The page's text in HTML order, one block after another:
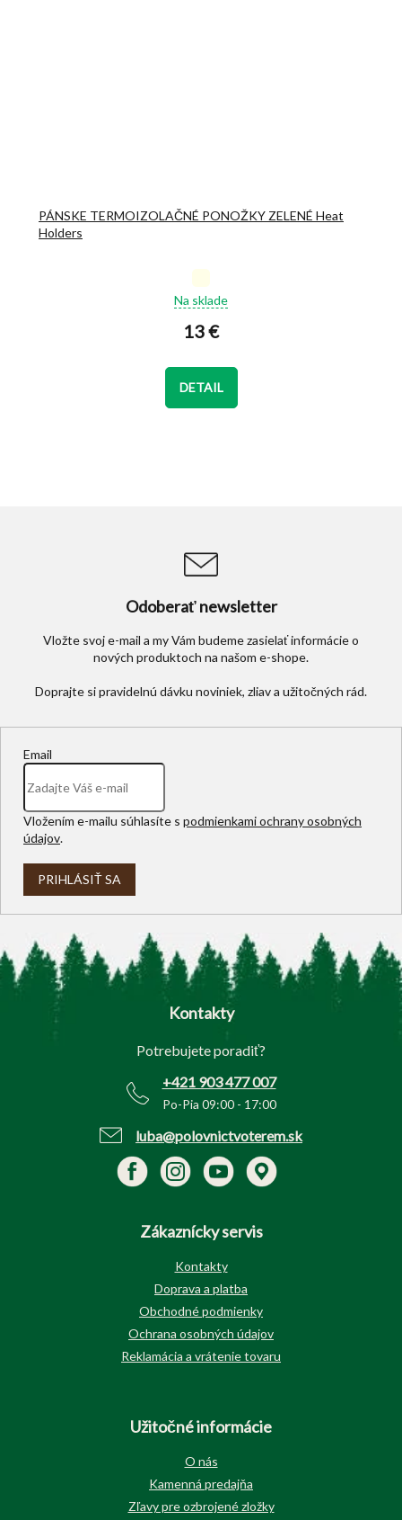
PÁNSKE TERMOIZOLAČNÉ PONOŽKY ZELENÉ Heat
Holders
hodnotenie
je
z
5
hviezdičiek.
Na sklade
13 €
DETAIL
Odoberať newsletter
Vložte svoj e-mail a my Vám budeme zasielať informácie o
nových produktoch na našom e-shope.
Email
Vložením e-mailu súhlasíte s podmienkami ochrany osobných
údajov.
PRIHLÁSIŤ SA
Z
Kontakty
Potrebujete poradiť?
+421 903 477 007
Po-Pia 09:00 - 17:00
luba@polovnictvoterem.sk
Zákaznícky servis
Kontakty
Doprava a platba
Obchodné podmienky
Ochrana osobných údajov
Reklamácia a vrátenie tovaru
Užitočné informácie
O nás
Kamenná predajňa
Zľavy pre ozbrojené zložky